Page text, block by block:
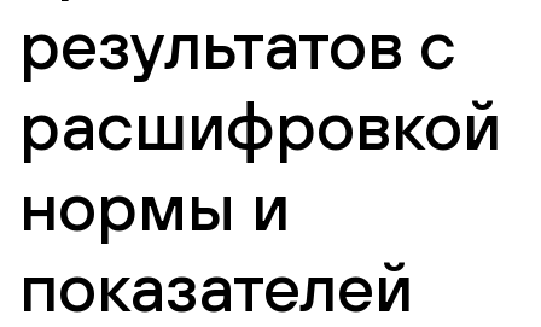
результатов с
расшифровкой
нормы и
показателей